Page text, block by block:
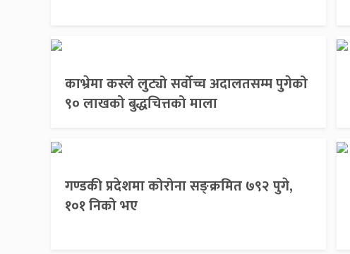
काभ्रेमा कस्ले लुट्यो सर्वोच्च अदालतसम्म पुगेको
९० लाखको बुद्धचित्तको माला
गण्डकी प्रदेशमा कोरोना सङ्क्रमित ७९२ पुगे,
१०१ निको भए